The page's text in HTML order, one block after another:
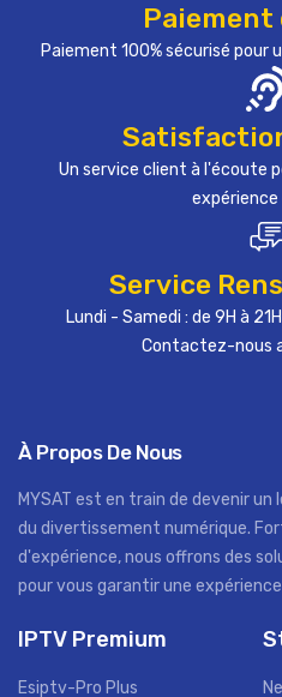
Paiement
Paiement 100% sécurisé
Un service client à l'écoute
Service
Lundi - Samedi : de 9H à
Contactez-nous
À Propos De Nous
MYSAT est en train de devenir un
du divertissement numérique.
d'expérience, nous offrons des
pour vous garantir une
IPTV Premium
Esiptv-Pro Plus